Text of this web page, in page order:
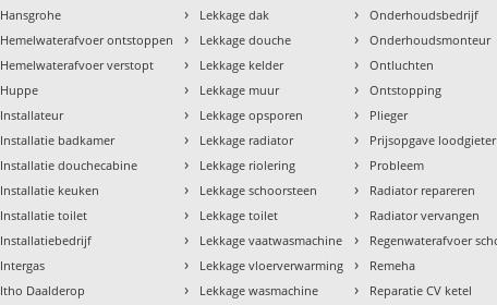
Hansgrohe
Hemelwaterafvoer ontstoppen
Hemelwaterafvoer verstopt
Huppe
Installateur
Installatie badkamer
Installatie douchecabine
Installatie keuken
Installatie toilet
Installatiebedrijf
Intergas
Itho Daalderop
› Lekkage dak
› Lekkage douche
› Lekkage kelder
› Lekkage muur
› Lekkage opsporen
› Lekkage radiator
› Lekkage riolering
› Lekkage schoorsteen
› Lekkage toilet
› Lekkage vaatwasmachine
› Lekkage vloerverwarming
› Lekkage wasmachine
› Onderhoudsbedrijf
› Onderhoudsmonteur
› Ontluchten
› Ontstopping
› Plieger
› Prijsopgave loodgieter
› Probleem
› Radiator repareren
› Radiator vervangen
› Regenwaterafvoer
› Remeha
› Reparatie CV ketel